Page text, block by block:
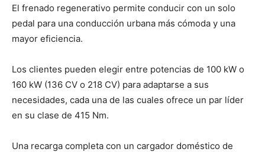
El frenado regenerativo permite conducir con un solo
pedal para una conducción urbana más cómoda y una
mayor eficiencia.
Los clientes pueden elegir entre potencias de 100 kW o
160 kW (136 CV o 218 CV) para adaptarse a sus
necesidades, cada una de las cuales ofrece un par líder
en su clase de 415 Nm.
Una recarga completa con un cargador doméstico de